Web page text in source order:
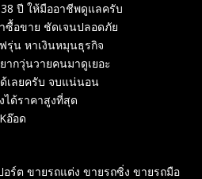
ปี ให้มืออาชีพดูแลครับ
อขาย ชัดเจนปลอดภัย
รุ่น หาเงินหมุนธุรกิจ
ากวุ่นวายคนมาดูเยอะ
เลยครับ จบแน่นอน
ได้ราคาสูงที่สุด
อ๊อด
ร์ต ขายรถแต่ง ขายรถซิ่ง ขายรถมือ